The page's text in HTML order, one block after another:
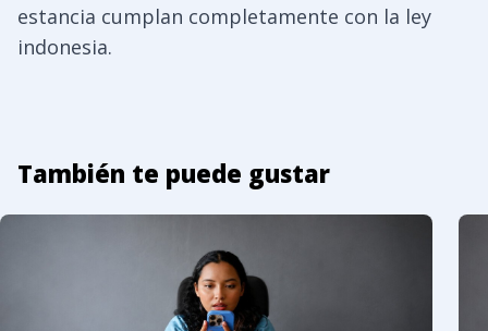
estancia cumplan completamente con la ley
indonesia.
También te puede gustar